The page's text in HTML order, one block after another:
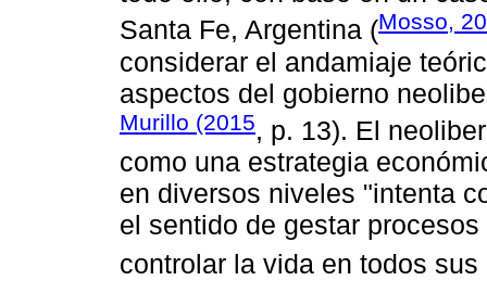
Santa Fe, Argentina (Mosso,
considerar el andamiaje
aspectos del gobierno
Murillo (2015, p. 13). El
como una estrategia
en diversos niveles "intenta
el sentido de gestar
controlar la vida en todos